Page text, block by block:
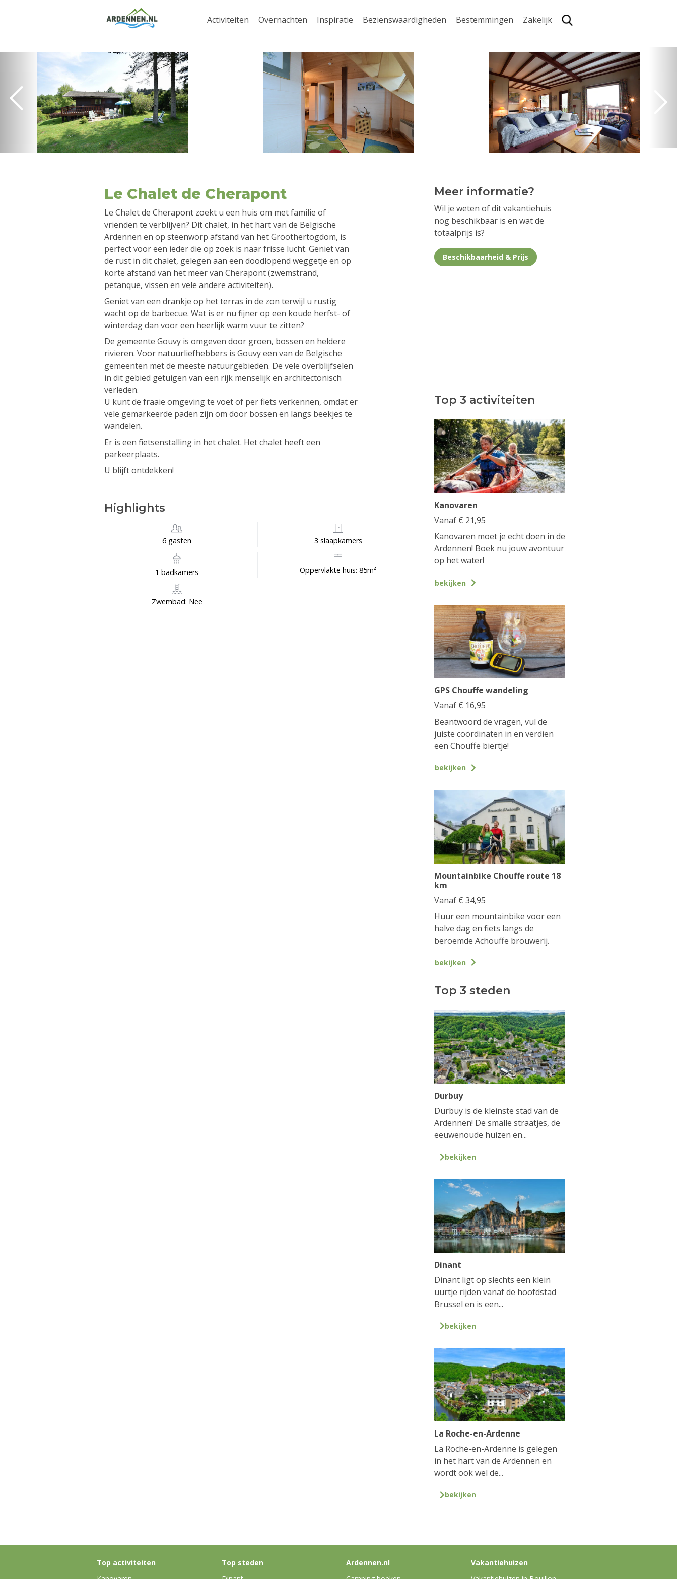
Activiteiten Overnachten Inspiratie Bezienswaardigheden Bestemmingen Zakelijk
Le Chalet de Cherapont
Le Chalet de Cherapont zoekt u een huis om met familie of
vrienden te verblijven? Dit chalet, in het hart van de Belgische
Ardennen en op steenworp afstand van het Groothertogdom, is
perfect voor een ieder die op zoek is naar frisse lucht. Geniet van
de rust in dit chalet, gelegen aan een doodlopend weggetje en op
korte afstand van het meer van Cherapont (zwemstrand,
petanque, vissen en vele andere activiteiten).
Geniet van een drankje op het terras in de zon terwijl u rustig
wacht op de barbecue. Wat is er nu fijner op een koude herfst- of
winterdag dan voor een heerlijk warm vuur te zitten?
De gemeente Gouvy is omgeven door groen, bossen en heldere
rivieren. Voor natuurliefhebbers is Gouvy een van de Belgische
gemeenten met de meeste natuurgebieden. De vele overblijfselen
in dit gebied getuigen van een rijk menselijk en architectonisch
verleden.
U kunt de fraaie omgeving te voet of per fiets verkennen, omdat er
vele gemarkeerde paden zijn om door bossen en langs beekjes te
wandelen.
Er is een fietsenstalling in het chalet. Het chalet heeft een
parkeerplaats.
U blijft ontdekken!
Highlights
6 gasten 3 slaapkamers
1 badkamers Oppervlakte huis: 85m²
Zwembad: Nee
Meer informatie?
Wil je weten of dit vakantiehuis
nog beschikbaar is en wat de
totaalprijs is?
Beschikbaarheid & Prijs
Top 3 activiteiten
Kanovaren
Vanaf € 21,95
Kanovaren moet je echt doen in de
Ardennen! Boek nu jouw avontuur
op het water!
bekijken
GPS Chouffe wandeling
Vanaf € 16,95
Beantwoord de vragen, vul de
juiste coördinaten in en verdien
een Chouffe biertje!
bekijken
Mountainbike Chouffe route 18
km
Vanaf € 34,95
Huur een mountainbike voor een
halve dag en fiets langs de
beroemde Achouffe brouwerij.
bekijken
Top 3 steden
Durbuy
Durbuy is de kleinste stad van de
Ardennen! De smalle straatjes, de
eeuwenoude huizen en...
bekijken
Dinant
Dinant ligt op slechts een klein
uurtje rijden vanaf de hoofdstad
Brussel en is een...
bekijken
La Roche-en-Ardenne
La Roche-en-Ardenne is gelegen
in het hart van de Ardennen en
wordt ook wel de...
bekijken
Top activiteiten
Top steden
Ardennen.nl
Vakantiehuizen